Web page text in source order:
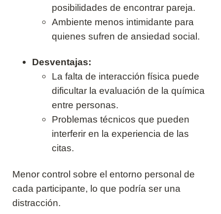
posibilidades de encontrar pareja.
Ambiente menos intimidante para
quienes sufren de ansiedad social.
Desventajas:
La falta de interacción física puede
dificultar la evaluación de la química
entre personas.
Problemas técnicos que pueden
interferir en la experiencia de las
citas.
Menor control sobre el entorno personal de
cada participante, lo que podría ser una
distracción.